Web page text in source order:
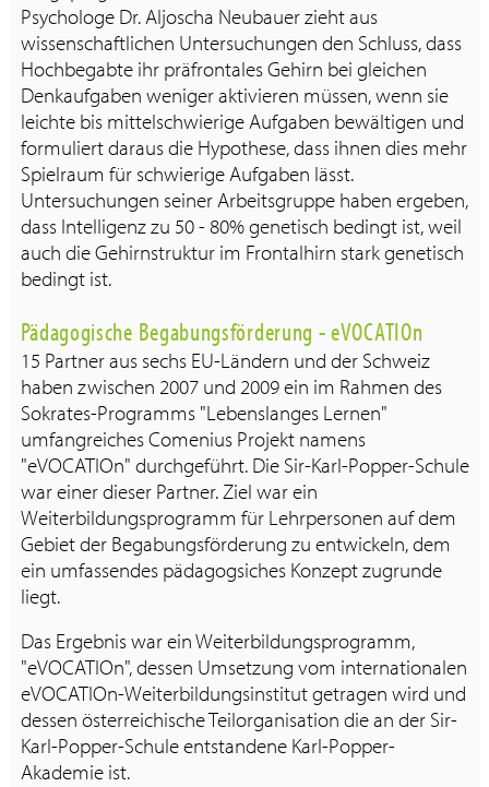
Psychologe Dr. Aljoscha Neubauer zieht aus
wissenschaftlichen Untersuchungen den Schluss, dass
Hochbegabte ihr präfrontales Gehirn bei gleichen
Denkaufgaben weniger aktivieren müssen, wenn sie
leichte bis mittelschwierige Aufgaben bewältigen und
formuliert daraus die Hypothese, dass ihnen dies mehr
Spielraum für schwierige Aufgaben lässt.
Untersuchungen seiner Arbeitsgruppe haben ergeben,
dass Intelligenz zu 50 - 80% genetisch bedingt ist, weil
auch die Gehirnstruktur im Frontalhirn stark genetisch
bedingt ist.
Pädagogische Begabungsförderung - eVOCATIOn
15 Partner aus sechs EU-Ländern und der Schweiz
haben zwischen 2007 und 2009 ein im Rahmen des
Sokrates-Programms "Lebenslanges Lernen"
umfangreiches Comenius Projekt namens
"eVOCATIOn" durchgeführt. Die Sir-Karl-Popper-Schule
war einer dieser Partner. Ziel war ein
Weiterbildungsprogramm für Lehrpersonen auf dem
Gebiet der Begabungsförderung zu entwickeln, dem
ein umfassendes pädagogsiches Konzept zugrunde
liegt.
Das Ergebnis war ein Weiterbildungsprogramm,
"eVOCATIOn", dessen Umsetzung vom internationalen
eVOCATIOn-Weiterbildungsinstitut getragen wird und
dessen österreichische Teilorganisation die an der Sir-
Karl-Popper-Schule entstandene Karl-Popper-
Akademie ist.